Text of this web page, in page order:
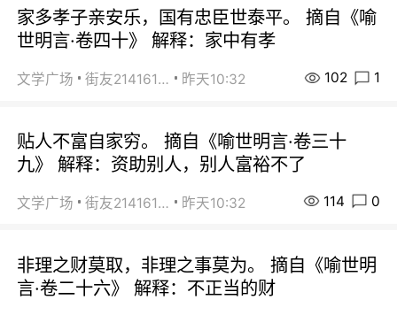
家多孝子亲安乐，国有忠臣世泰平。 摘自《喻
世明言·卷四十》 解释：家中有孝
文学广场 街友21416156 昨天10:32 102 1
贴人不富自家穷。 摘自《喻世明言·卷三十
九》 解释：资助别人，别人富裕不了
文学广场 街友21416156 昨天10:32 114 0
非理之财莫取，非理之事莫为。 摘自《喻世明
言·卷二十六》 解释：不正当的财